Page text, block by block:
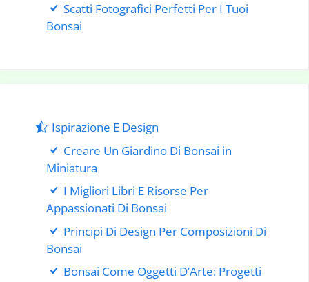
Scatti Fotografici Perfetti Per I Tuoi
Bonsai
Ispirazione E Design
Creare Un Giardino Di Bonsai in
Miniatura
I Migliori Libri E Risorse Per
Appassionati Di Bonsai
Principi Di Design Per Composizioni Di
Bonsai
Bonsai Come Oggetti D’Arte: Progetti